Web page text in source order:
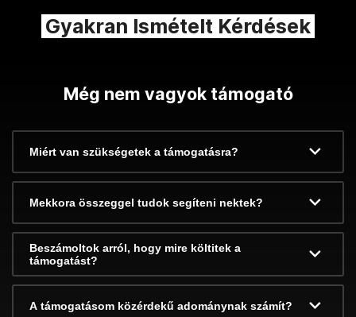
Gyakran Ismételt Kérdések
Még nem vagyok támogató
Miért van szükségetek a támogatásra?
Mekkora összeggel tudok segíteni nektek?
Beszámoltok arról, hogy mire költitek a
támogatást?
A támogatásom közérdekű adománynak számít?